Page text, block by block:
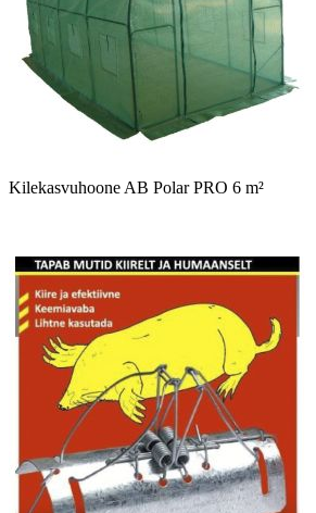
Kilekasvuhoone AB Polar PRO 6 m²